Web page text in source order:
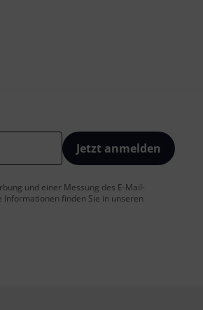
Jetzt anmelden
und einer Messung des E-Mail-
finden Sie in unseren